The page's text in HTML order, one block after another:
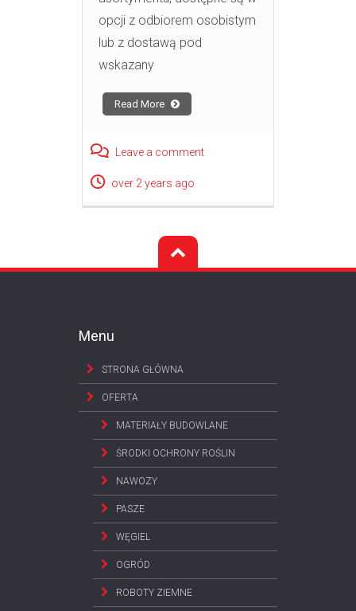
opcji z odbiorem osobistym
lub z dostawą pod
wskazany
Read More
Leave a comment
over 2 years ago
Menu
STRONA GŁÓWNA
OFERTA
MATERIAŁY BUDOWLANE
ŚRODKI OCHRONY ROŚLIN
NAWOZY
PASZE
WĘGIEL
OGRÓD
ROBOTY ZIEMNE